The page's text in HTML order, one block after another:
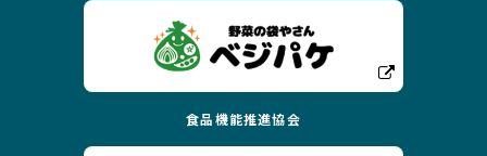
食品機能推進協会